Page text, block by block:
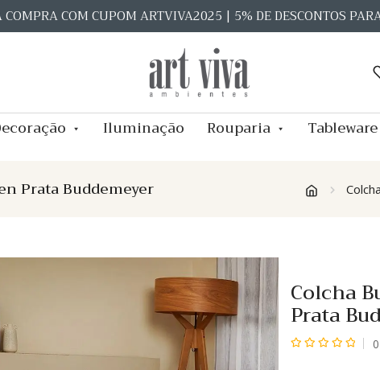
COM CUPOM ARTVIVA2025 | 5% DE DESCONTOS
Iluminação Rouparia Tableware
Prata Buddemeyer
Colcha
Prata
0